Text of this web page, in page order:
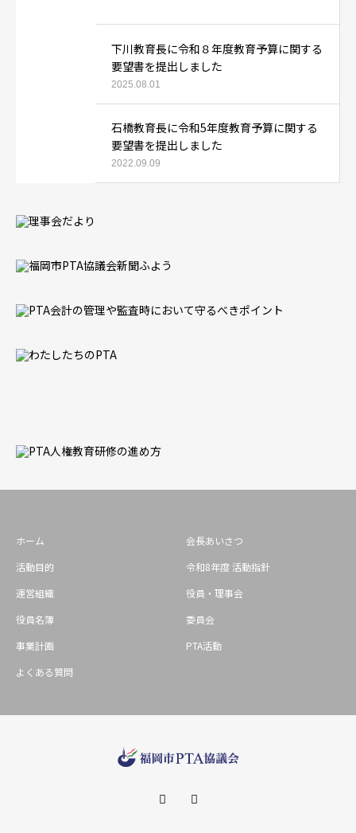
下川教育長に令和８年度教育予算に関する
要望書を提出しました
2025.08.01
石橋教育長に令和5年度教育予算に関する
要望書を提出しました
2022.09.09
ホーム
会長あいさつ
活動目的
令和8年度 活動指針
運営組織
役員・理事会
役員名簿
委員会
事業計画
PTA活動
よくある質問